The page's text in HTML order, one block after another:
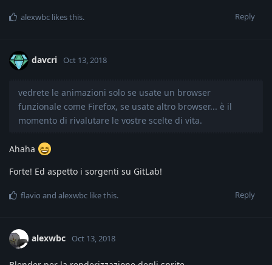
Reply
alexwbc likes this.
davcri Oct 13, 2018
vedrete le animazioni solo se usate un browser
funzionale come Firefox, se usate altro browser... è il
momento di rivalutare le vostre scelte di vita.
Ahaha
Forte! Ed aspetto i sorgenti su GitLab!
Reply
flavio and alexwbc like this.
alexwbc Oct 13, 2018